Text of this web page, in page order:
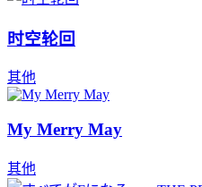
时空轮回
其他
My Merry May
其他